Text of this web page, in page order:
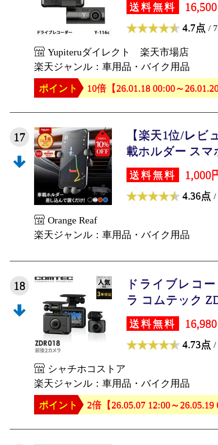
送料無料
4.7点 /
Yupiteruダイレクト 楽天市場店
楽天ジャンル：車用品・バイク用品
ポイント
10倍【26.01.18 00:00～
17
【楽天1位/レビ
載ホルダー スマ
送料無料 1,000
4.36点 /
Orange Reaf
楽天ジャンル：車用品・バイク用品
18
ドライブレコ
ラ コムテック
送料無料
4.73点 /
シャチホコストア
楽天ジャンル：車用品・バイク用品
ポイント
2倍【26.05.07 12:00～26.05.19